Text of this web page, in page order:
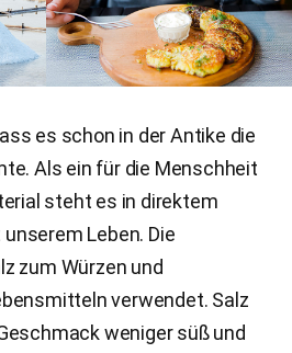
es schon in der Antike die
Als ein für die Menschheit
steht es in direktem
Leben. Die
zum Würzen und
verwendet. Salz
weniger süß und